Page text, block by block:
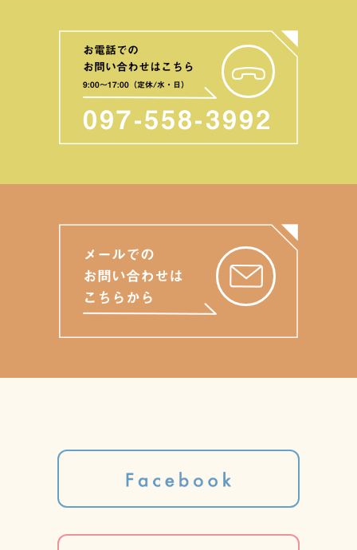
お電話での
お問い合わせはこちら
9:00〜17:00（定休/水・日）
097-558-3992
メールでの
お問い合わせは
こちらから